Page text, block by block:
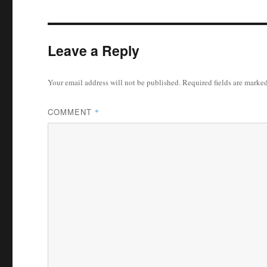
Leave a Reply
Your email address will not be published.Required fields are
COMMENT *